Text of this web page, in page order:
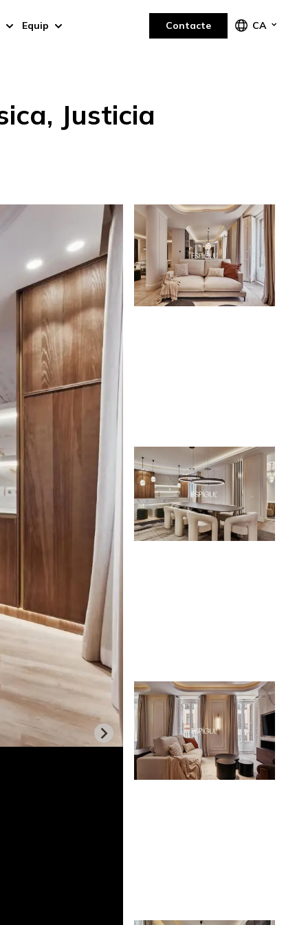
Equip Contacte CA
Justicia